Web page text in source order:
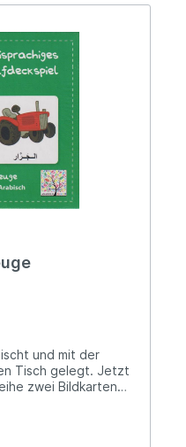
und mit der
Tisch gelegt. Jetzt
zwei Bildkarten